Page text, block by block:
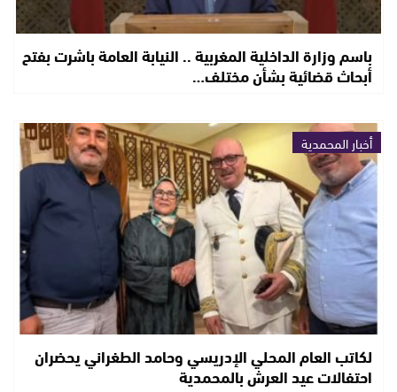
باسم وزارة الداخلية المغربية .. النيابة العامة باشرت بفتح
أبحاث قضائية بشأن مختلف…
أخبار المحمدية
لكاتب العام المحلي الإدريسي وحامد الطغراني يحضران
احتفالات عيد العرش بالمحمدية